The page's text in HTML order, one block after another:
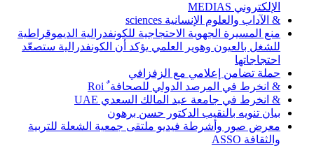
الإلكتروني MEDIAS
& الآداب والعلوم الإنسانية sciences
منع المسيرة الجهوية الاحتجاجية للكونفدرالية الديموقراطية
للشغل بالعيون وهوير العلمي يؤكد أن الكونفدرالية ستصعّد
احتجاجاتها
حملة تضامن إعلامي مع الزفزافي
& انخرط في المرصد الدولي للصحافة ٌ Roi
& انخرط في جامعة عبد المالك السعدي UAE
بيان تنويه بالنقيب الدكتور حسن برهون
معرض صور وأشرطة فيديو ملتقى جمعية الشعلة للتربية
والثقافة ASSO